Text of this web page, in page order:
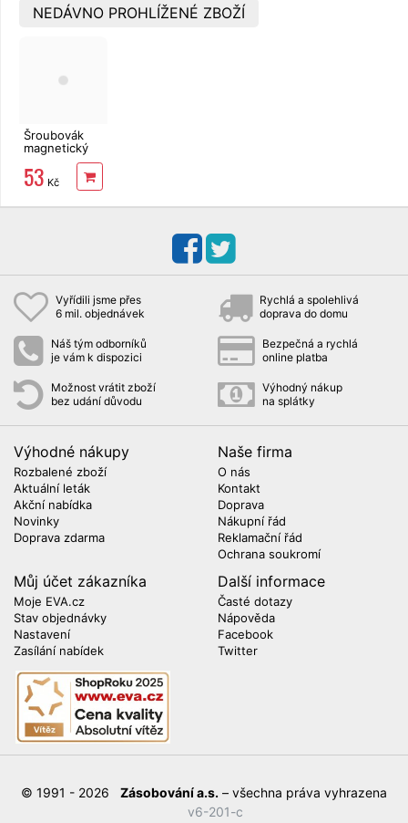
NEDÁVNO PROHLÍŽENÉ ZBOŽÍ
Šroubovák
magnetický
(-) 8x150mm
EXTOL
Premium
53 Kč
Vyřídili jsme přes
6 mil. objednávek
Rychlá a spolehlivá
doprava do domu
Náš tým odborníků
je vám k dispozici
Bezpečná a rychlá
online platba
Možnost vrátit zboží
bez udání důvodu
Výhodný nákup
na splátky
Výhodné nákupy
Rozbalené zboží
Aktuální leták
Akční nabídka
Novinky
Doprava zdarma
Naše firma
O nás
Kontakt
Doprava
Nákupní řád
Reklamační řád
Ochrana soukromí
Můj účet zákazníka
Moje EVA.cz
Stav objednávky
Nastavení
Zasílání nabídek
Další informace
Časté dotazy
Nápověda
Facebook
Twitter
© 1991 - 2026 Zásobování a.s. – všechna práva vyhrazena
v6-201-c